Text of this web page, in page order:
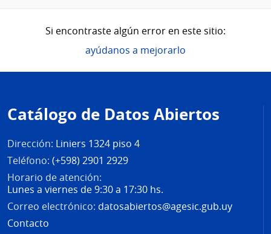
Si encontraste algún error en este sitio:
ayúdanos a mejorarlo
de
página
Catálogo de Datos Abiertos
Dirección: Liniers 1324 piso 4
Teléfono: (+598) 2901 2929
Horario de atención:
Lunes a viernes de 9:30 a 17:30 hs.
Correo electrónico: datosabiertos@agesic.gub.uy
Contacto